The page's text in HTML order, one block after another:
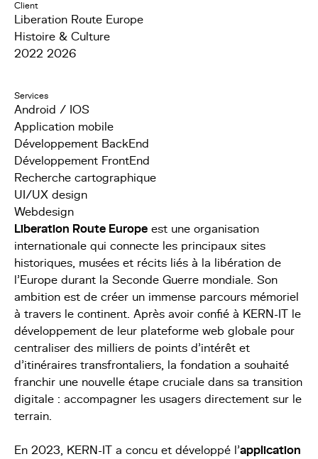
Client
Liberation Route Europe
Histoire & Culture
2022 2026
Services
Android / IOS
Application mobile
Développement BackEnd
Développement FrontEnd
Recherche cartographique
UI/UX design
Webdesign
Liberation Route Europe est une organisation
internationale qui connecte les principaux sites
historiques, musées et récits liés à la libération de
l'Europe durant la Seconde Guerre mondiale. Son
ambition est de créer un immense parcours mémoriel
à travers le continent. Après avoir confié à KERN-IT le
développement de leur plateforme web globale pour
centraliser des milliers de points d'intérêt et
d'itinéraires transfrontaliers, la fondation a souhaité
franchir une nouvelle étape cruciale dans sa transition
digitale : accompagner les usagers directement sur le
terrain.
En 2023, KERN-IT a concu et développé l'application